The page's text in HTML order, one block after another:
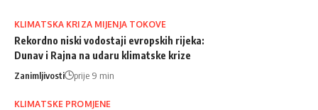
KLIMATSKA KRIZA MIJENJA TOKOVE
Rekordno niski vodostaji evropskih rijeka:
Dunav i Rajna na udaru klimatske krize
Zanimljivosti prije 9 min
KLIMATSKE PROMJENE